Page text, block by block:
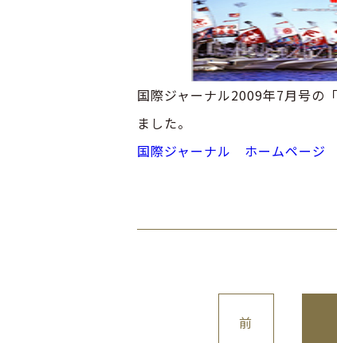
国際ジャーナル2009年7月号の
ました。
国際ジャーナル ホームページ
前